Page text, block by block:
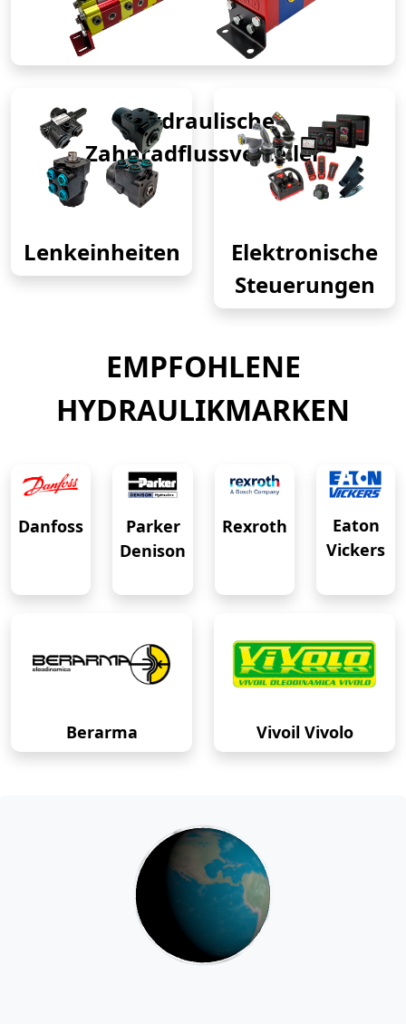
Hydraulische
Zahnradflussverteiler
Lenkeinheiten
Elektronische
Steuerungen
EMPFOHLENE
HYDRAULIKMARKEN
Danfoss
Parker
Denison
Rexroth
Eaton
Vickers
Berarma Vivoil Vivolo